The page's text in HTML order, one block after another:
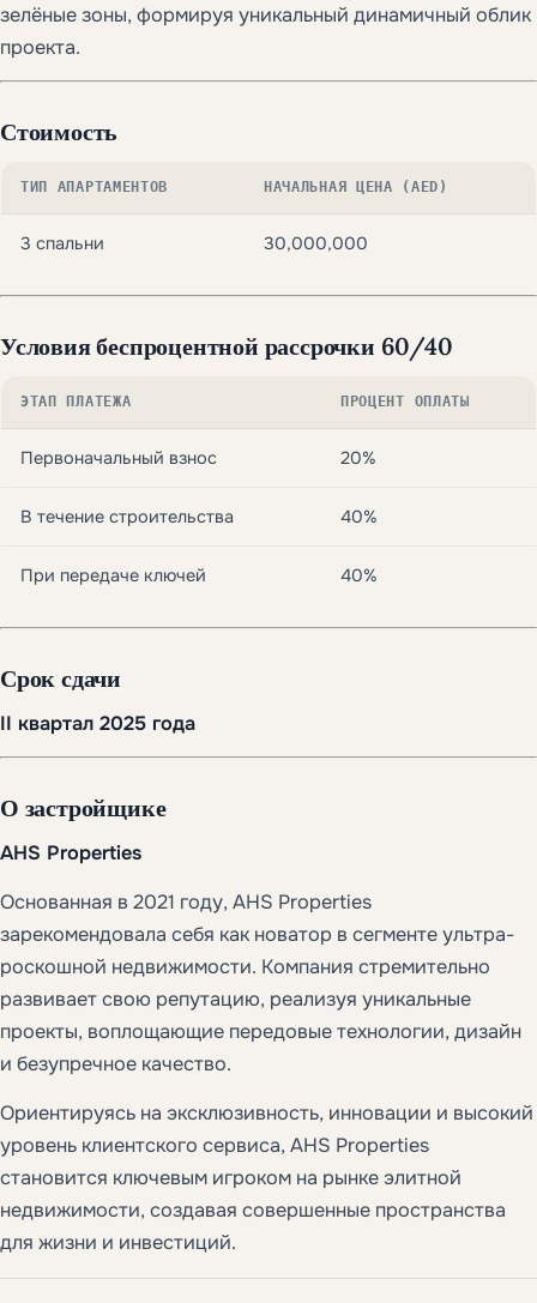
зелёные зоны, формируя уникальный динамичный облик
проекта.
Стоимость
ТИП АПАРТАМЕНТОВ НАЧАЛЬНАЯ ЦЕНА (AED)
3 спальни 30,000,000
Условия беспроцентной рассрочки 60/40
ЭТАП ПЛАТЕЖА ПРОЦЕНТ ОПЛАТЫ
Первоначальный взнос 20%
В течение строительства 40%
При передаче ключей 40%
Срок сдачи
II квартал 2025 года
О застройщике
AHS Properties
Основанная в 2021 году, AHS Properties
зарекомендовала себя как новатор в сегменте ультра-
роскошной недвижимости. Компания стремительно
развивает свою репутацию, реализуя уникальные
проекты, воплощающие передовые технологии, дизайн
и безупречное качество.
Ориентируясь на эксклюзивность, инновации и высокий
уровень клиентского сервиса, AHS Properties
становится ключевым игроком на рынке элитной
недвижимости, создавая совершенные пространства
для жизни и инвестиций.